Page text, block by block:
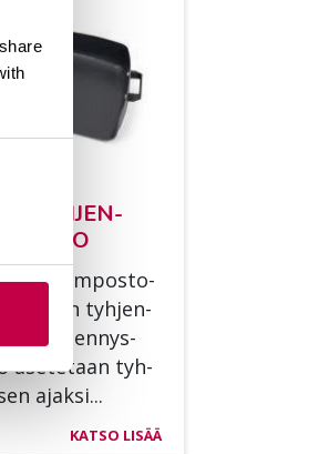
TYH­JEN­
kom­pos­to­
tyh­jen­
Tyh­jen­nys­
ase­te­taan tyh­
ajak­si...
KATSO LISÄÄ